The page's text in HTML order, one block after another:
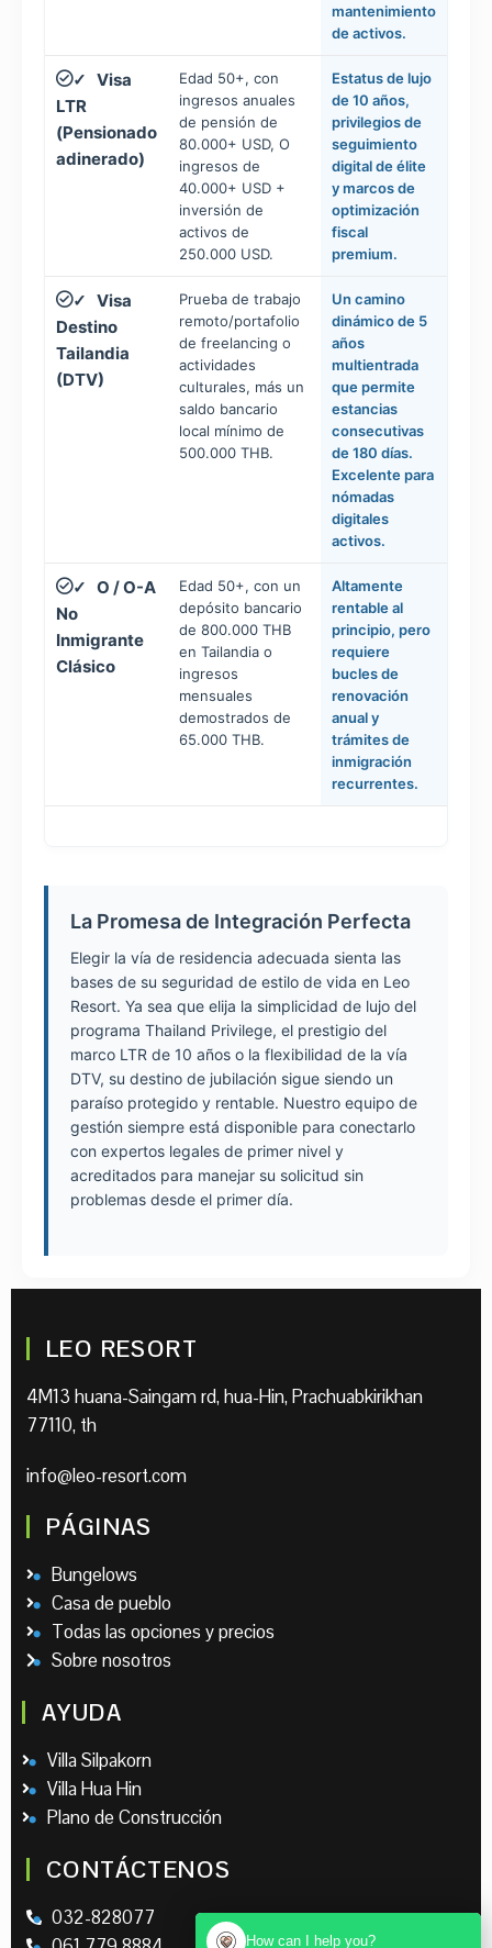
mantenimiento
de activos.
✓
Visa
LTR
(Pensionado
adinerado)
Edad 50+, con
ingresos anuales
de pensión de
80.000+ USD, O
ingresos de
40.000+ USD +
inversión de
activos de
250.000 USD.
Estatus de lujo
de 10 años,
privilegios de
seguimiento
digital de élite
y marcos de
optimización
fiscal
premium.
✓
Visa
Destino
Tailandia
(DTV)
Prueba de trabajo
remoto/portafolio
de freelancing o
actividades
culturales, más un
saldo bancario
local mínimo de
500.000 THB.
Un camino
dinámico de 5
años
multientrada
que permite
estancias
consecutivas
de 180 días.
Excelente para
nómadas
digitales
activos.
✓
O / O-A
No
Inmigrante
Clásico
Edad 50+, con un
depósito bancario
de 800.000 THB
en Tailandia o
ingresos
mensuales
demostrados de
65.000 THB.
Altamente
rentable al
principio, pero
requiere
bucles de
renovación
anual y
trámites de
inmigración
recurrentes.
La Promesa de Integración Perfecta
Elegir la vía de residencia adecuada sienta las
bases de su seguridad de estilo de vida en Leo
Resort. Ya sea que elija la simplicidad de lujo del
programa Thailand Privilege, el prestigio del
marco LTR de 10 años o la flexibilidad de la vía
DTV, su destino de jubilación sigue siendo un
paraíso protegido y rentable. Nuestro equipo de
gestión siempre está disponible para conectarlo
con expertos legales de primer nivel y
acreditados para manejar su solicitud sin
problemas desde el primer día.
LEO RESORT
4M13 huana-Saingam rd, hua-Hin, Prachuabkirikhan
77110, th
info@leo-resort.com
PÁGINAS
Bungelows
Casa de pueblo
Todas las opciones y precios
Sobre nosotros
AYUDA
Villa Silpakorn
Villa Hua Hin
Plano de Construcción
CONTÁCTENOS
032-828077
How can I help you?